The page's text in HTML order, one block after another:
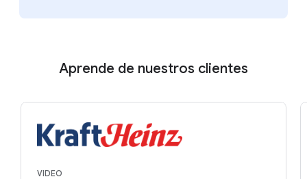
Aprende de nuestros clientes
VIDEO